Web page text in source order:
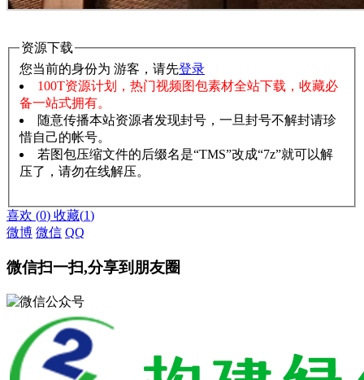
资源下载
您当前的身份为 游客，请先登录
100T资源计划，热门视频图包素材全站下载，收藏必
备一站式拥有。
随意传播本站资源者发现封号，一旦封号不解封请珍
惜自己的帐号。
若图包压缩文件的后缀名是“TMS”改成“7z”就可以解
压了，请勿在线解压。
喜欢 (0) 收藏(1)
微博 微信 QQ
微信扫一扫,分享到朋友圈